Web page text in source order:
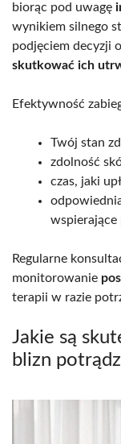
biorąc pod uwagę
wynikiem silnego
podjęciem decyzji
skutkować ich
Efektywność
Twój stan
zdolność
czas, jaki
wspierające
Regularne
monitorowanie
terapii w razie
Jakie są
blizn